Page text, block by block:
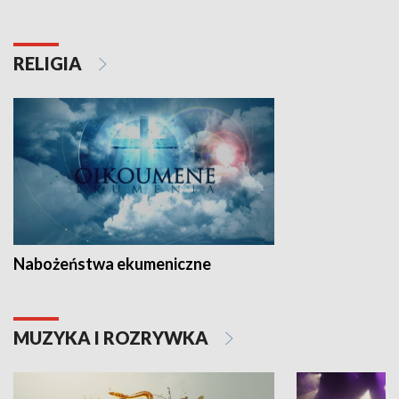
RELIGIA
Nabożeństwa ekumeniczne
MUZYKA I ROZRYWKA